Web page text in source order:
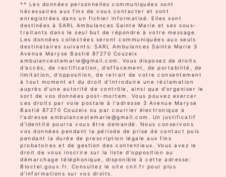
** Les données personnelles communiquées sont
nécessaires aux fins de vous contacter et sont
enregistrées dans un fichier informatisé. Elles sont
destinées à SARL Ambulances Sainte Marie et ses sous-
traitants dans le seul but de répondre à votre message.
Les données collectées seront communiquées aux seuls
destinataires suivants: SARL Ambulances Sainte Marie 3
Avenue Maryse Bastié 87270 Couzeix
ambulancestemarie@gmail.com. Vous disposez de droits
d’accès, de rectification, d’effacement, de portabilité, de
limitation, d’opposition, de retrait de votre consentement
à tout moment et du droit d’introduire une réclamation
auprès d’une autorité de contrôle, ainsi que d’organiser le
sort de vos données post-mortem. Vous pouvez exercer
ces droits par voie postale à l'adresse 3 Avenue Maryse
Bastié 87270 Couzeix ou par courrier électronique à
l'adresse ambulancestemarie@gmail.com. Un justificatif
d'identité pourra vous être demandé. Nous conservons
vos données pendant la période de prise de contact puis
pendant la durée de prescription légale aux fins
probatoires et de gestion des contentieux. Vous avez le
droit de vous inscrire sur la liste d'opposition au
démarchage téléphonique, disponible à cette adresse:
Bloctel.gouv.fr . Consultez le site cnil.fr pour plus
d’informations sur vos droits.